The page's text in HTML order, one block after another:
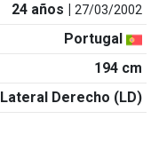
24 años |27/03/2002
Portugal
194 cm
Lateral Derecho (LD)